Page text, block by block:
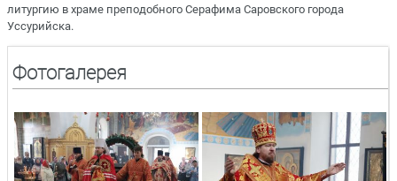
литургию в храме преподобного Серафима Саровского города
Уссурийска.
Фотогалерея